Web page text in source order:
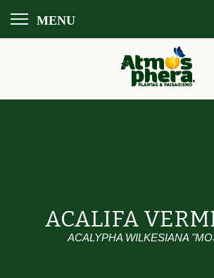
ACALIFA
ACALYPHA WILKESIANA
MENU